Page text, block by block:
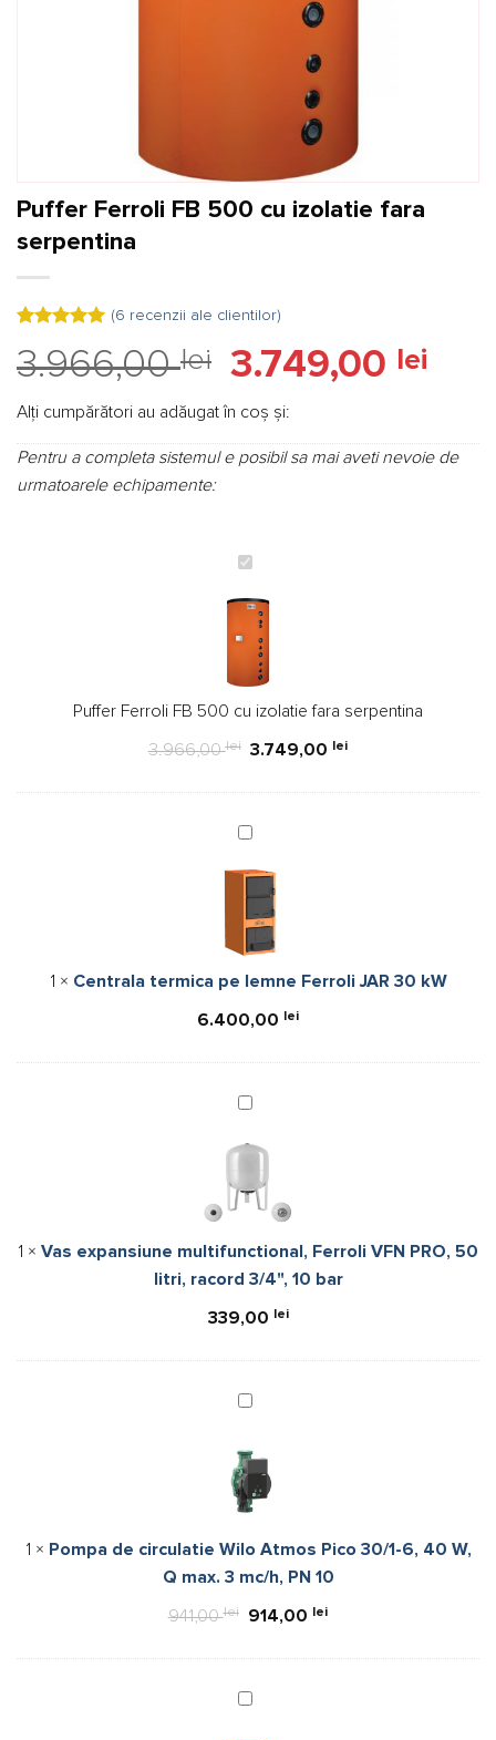
Puffer Ferroli FB 500 cu izolatie fara
serpentina
5.00 din 5
pe baza a
la clienți
(6 recenzii ale clientilor)
3.966,00lei
Prețul
inițial
a
fost:
3.966,00 lei.
3.749,00 lei
Alți cumpărători au adăugat în coș și:
Pentru a completa sistemul e posibil sa mai aveti nevoie de
urmatoarele echipamente:
Puffer
FB
500
izolatie
fara
serpentina
Puffer Ferroli FB 500 cu izolatie fara serpentina
3.966,00lei 3.749,00 lei
Centrala
pe
lemne
Ferroli
JAR
30
kW
1 × Centrala termica pe lemne Ferroli JAR 30 kW
6.400,00 lei
Vas
multifunctional,
Ferroli
VFN
50
litri,
racord
10
1 × Vas expansiune multifunctional, Ferroli VFN PRO, 50
litri, racord 3/4", 10 bar
339,00 lei
Pompa
circulatie
Wilo
Atmos
30/1-
6,
40
Q
3
1 × Pompa de circulatie Wilo Atmos Pico 30/1-6, 40 W,
Q max. 3 mc/h, PN 10
941,00lei
Prețul
fost:
914,00 leiPrețul
Centrala